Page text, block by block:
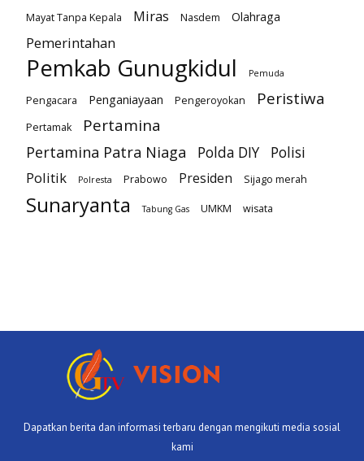
Mayat Tanpa Kepala
Miras Nasdem Olahraga
Pemerintahan
Pemkab Gunugkidul Pemuda
Pengacara Penganiayaan Pengeroyokan Peristiwa
Pertamak Pertamina
Pertamina Patra Niaga Polda DIY
Polisi
Politik
Polresta Prabowo Presiden Sijago merah
Sunaryanta Tabung Gas UMKM wisata
Dapatkan berita dan informasi terbaru dengan mengikuti media sosial
kami